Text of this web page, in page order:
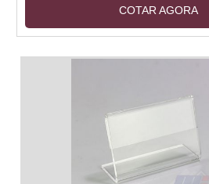
acabamento é perfeito para a
imagens e textos, garantindo
durabilidade do produto. Os
promoções, campanhas
mais. Se você precisa de um
e de qualidade, a lona sp é a
COTAR AGORA